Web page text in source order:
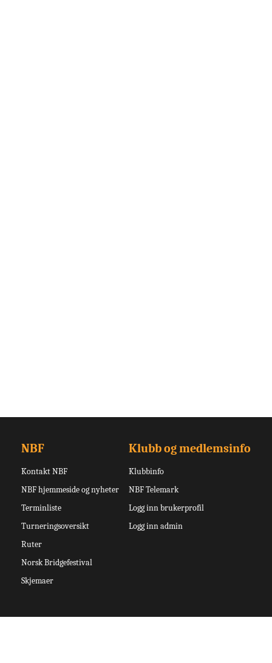
NBF
Kontakt NBF
NBF hjemmeside og nyheter
Terminliste
Turneringsoversikt
Ruter
Norsk Bridgefestival
Skjemaer
Klubb og medlemsinfo
Klubbinfo
NBF Telemark
Logg inn brukerprofil
Logg inn admin